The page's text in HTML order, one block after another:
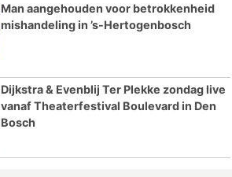
Man aangehouden voor betrokkenheid
mishandeling in ’s-Hertogenbosch
Dijkstra & Evenblij Ter Plekke zondag live
vanaf Theaterfestival Boulevard in Den
Bosch